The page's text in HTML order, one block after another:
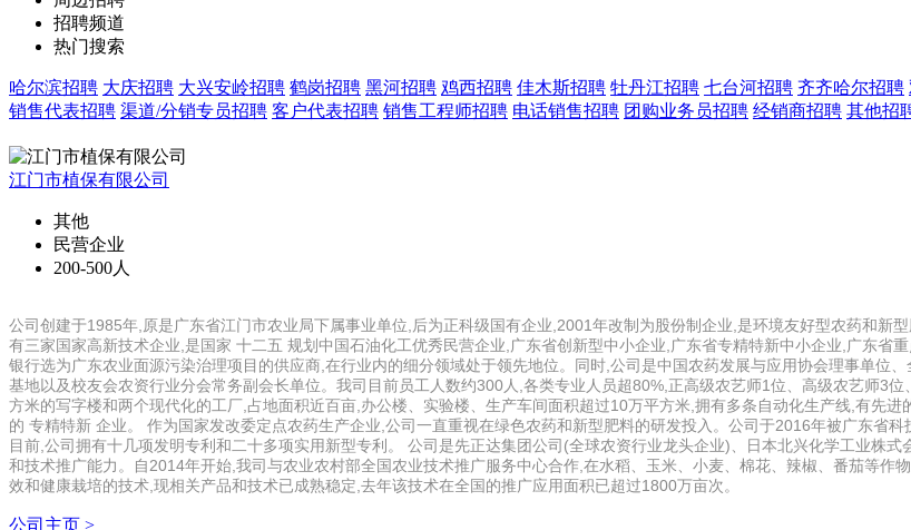
招聘频道
热门搜索
哈尔滨招聘 大庆招聘 大兴安岭招聘 鹤岗招聘 黑河招聘 鸡西招聘 佳木斯招聘 牡丹江招聘 七台河招聘 齐齐哈尔招聘
销售代表招聘 渠道/分销专员招聘 客户代表招聘 销售工程师招聘 电话销售招聘 团购业务员招聘 经销商招聘 其他招
江门市植保有限公司
其他
民营企业
200-500人
公司创建于1985年,原是广东省江门市农业局下属事业单位,后为正科级国有企业,2001年改制为股份制企业,是环境友好型农药和新
有三家国家高新技术企业,是国家 十二五 规划中国石油化工优秀民营企业,广东省创新型中小企业,广东省专精特新中小企业,广东省
银行选为广东农业面源污染治理项目的供应商,在行业内的细分领域处于领先地位。同时,公司是中国农药发展与应用协会理事单位
基地以及校友会农资行业分会常务副会长单位。我司目前员工人数约300人,各类专业人员超80%,正高级农艺师1位、高级农艺师3
方米的写字楼和两个现代化的工厂,占地面积近百亩,办公楼、实验楼、生产车间面积超过10万平方米,拥有多条自动化生产线,有先
的 专精特新 企业。 作为国家发改委定点农药生产企业,公司一直重视在绿色农药和新型肥料的研发投入。公司于2016年被广东省
目前,公司拥有十几项发明专利和二十多项实用新型专利。 公司是先正达集团公司(全球农资行业龙头企业)、日本北兴化学工业株
和技术推广能力。自2014年开始,我司与农业农村部全国农业技术推广服务中心合作,在水稻、玉米、小麦、棉花、辣椒、番茄等
效和健康栽培的技术,现相关产品和技术已成熟稳定,去年该技术在全国的推广应用面积已超过1800万亩次。
公司主页 >